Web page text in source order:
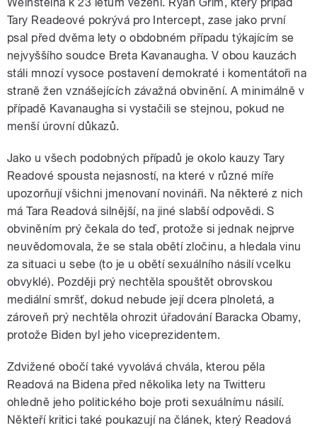
Tary Readeové pokrývá pro Intercept, zase jako první
psal před dvěma lety o obdobném případu týkajícím se
nejvyššího soudce Breta Kavanaugha. V obou kauzách
stáli mnozí vysoce postavení demokraté i komentátoři na
straně žen vznášejících závažná obvinění. A minimálně v
případě Kavanaugha si vystačili se stejnou, pokud ne
menší úrovní důkazů.
Jako u všech podobných případů je okolo kauzy Tary
Readové spousta nejasností, na které v různé míře
upozorňují všichni jmenovaní novináři. Na některé z nich
má Tara Readová silnější, na jiné slabší odpovědi. S
obviněním prý čekala do teď, protože si jednak nejprve
neuvědomovala, že se stala obětí zločinu, a hledala vinu
za situaci u sebe (to je u obětí sexuálního násilí vcelku
obvyklé). Později prý nechtěla spouštět obrovskou
mediální smršť, dokud nebude její dcera plnoletá, a
zároveň prý nechtěla ohrozit úřadování Baracka Obamy,
protože Biden byl jeho viceprezidentem.
Zdvižené obočí také vyvolává chvála, kterou pěla
Readová na Bidena před několika lety na Twitteru
ohledně jeho politického boje proti sexuálnímu násilí.
Někteří kritici také poukazují na článek, který Readová